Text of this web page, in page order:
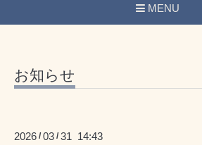
MENU
お知らせ
2026 /03 /31 14:43